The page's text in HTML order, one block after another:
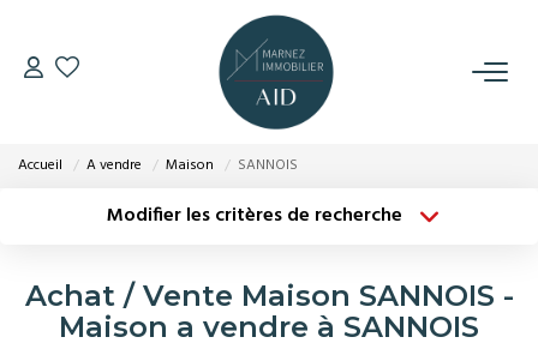
VENTES
ESTIMATION
Accueil A vendre Maison SANNOIS
Modifier les critères de recherche
Sélectionnez...
Type de bien
Surface min
Achat / Vente Maison SANNOIS -
Maison a vendre à SANNOIS